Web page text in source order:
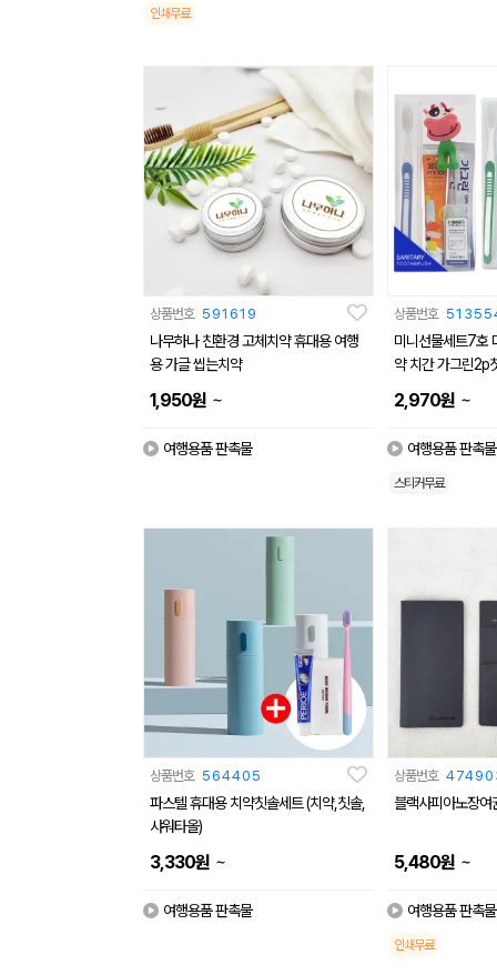
인쇄무료
상품번호 591619
나무하나 친환경 고체치약 휴대용 여행
용 가글 씹는치약
1,950원 ~
여행용품 판촉물
상품번호
미니선물세트7호
약 치간 가그린2p
2,970원 ~
여행용품 판촉물
스티커무료
상품번호 564405
파스텔 휴대용 치약칫솔세트 (치약,칫솔,
샤워타올)
3,330원 ~
여행용품 판촉물
상품번호
블랙사피아노장여
5,480원 ~
여행용품 판촉물
인쇄무료